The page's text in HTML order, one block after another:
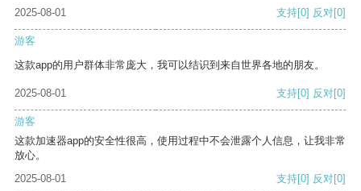
2025-08-01 支持[0] 反对[0]
游客
这款app的用户群体非常庞大，我可以结识到来自世界各地的朋友。
2025-08-01 支持[0] 反对[0]
游客
这款加速器app的安全性很高，使用过程中不会泄露个人信息，让我非常
放心。
2025-08-01
支持[0] 反对[0]